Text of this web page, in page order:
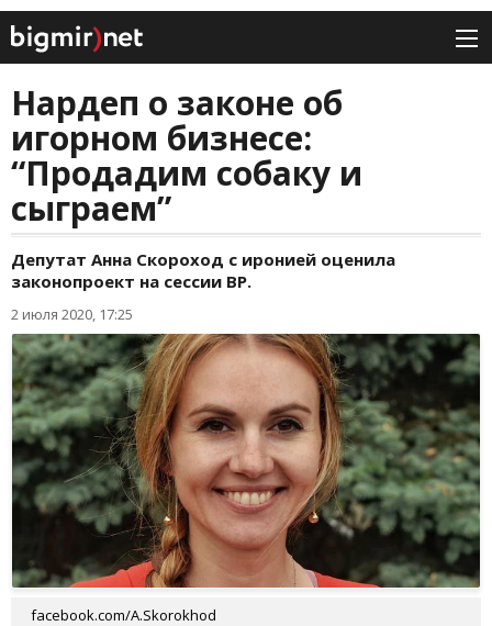
Нардеп о законе об
игорном бизнесе:
“Продадим собаку и
сыграем”
Депутат Анна Скороход с иронией оценила
законопроект на сессии ВР.
2 июля 2020, 17:25
facebook.com/A.Skorokhod